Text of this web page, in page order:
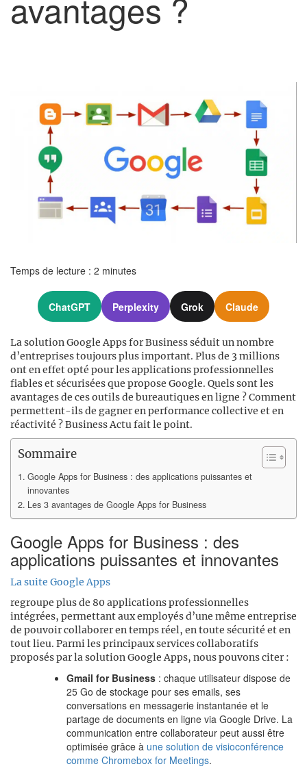
Temps de lecture : 2 minutes
ChatGPT Perplexity Grok Claude
La solution Google Apps for Business séduit un nombre
d’entreprises toujours plus important. Plus de 3 millions
ont en effet opté pour les applications professionnelles
fiables et sécurisées que propose Google. Quels sont les
avantages de ces outils de bureautiques en ligne ? Comment
permettent-ils de gagner en performance collective et en
réactivité ? Business Actu fait le point.
Sommaire
Google Apps for Business : des applications puissantes et
innovantes
Les 3 avantages de Google Apps for Business
Google Apps for Business : des
applications puissantes et innovantes
La suite Google Apps
regroupe plus de 80 applications professionnelles
intégrées, permettant aux employés d’une même entreprise
de pouvoir collaborer en temps réel, en toute sécurité et en
tout lieu. Parmi les principaux services collaboratifs
proposés par la solution Google Apps, nous pouvons citer :
Gmail for Business : chaque utilisateur dispose de
25 Go de stockage pour ses emails, ses
conversations en messagerie instantanée et le
partage de documents en ligne via Google Drive. La
communication entre collaborateur peut aussi être
optimisée grâce à une solution de visioconférence
comme Chromebox for Meetings.